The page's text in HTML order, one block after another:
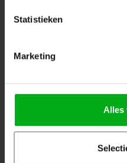
Statistieken
Marketing
Alles
Contact
Ontvang de laatste